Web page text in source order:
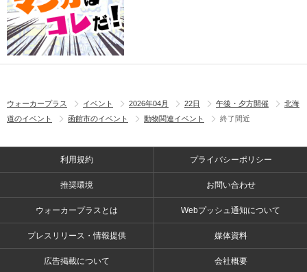
ウォーカープラス イベント 2026年04月 22日 午後・夕方開催
北海
道のイベント
函館市のイベント 動物関連イベント 終了間近
利用規約 プライバシーポリシー
推奨環境 お問い合わせ
ウォーカープラスとは Webプッシュ通知について
プレスリリース・情報提供 媒体資料
広告掲載について 会社概要